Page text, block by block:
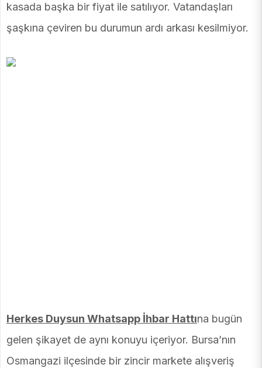
kasada başka bir fiyat ile satılıyor. Vatandaşları
şaşkına çeviren bu durumun ardı arkası kesilmiyor.
Herkes Duysun Whatsapp İhbar Hattına bugün
gelen şikayet de aynı konuyu içeriyor. Bursa’nın
Osmangazi ilçesinde bir zincir markete alışveriş